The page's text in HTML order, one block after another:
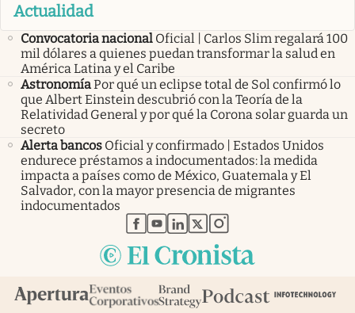
Actualidad
Convocatoria nacional Oficial | Carlos Slim regalará 100
mil dólares a quienes puedan transformar la salud en
América Latina y el Caribe
AstronomíaPor qué un eclipse total de Sol confirmó lo
que Albert Einstein descubrió con la Teoría de la
Relatividad General y por qué la Corona solar guarda un
secreto
Alerta bancos Oficial y confirmado | Estados Unidos
endurece préstamos a indocumentados: la medida
impacta a países como de México, Guatemala y El
Salvador, con la mayor presencia de migrantes
indocumentados
abre en nueva pestaña
abre en nueva pestaña
abre en nueva pestaña
abre en nueva pestaña
abre en nueva pestaña